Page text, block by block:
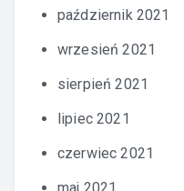
październik 2021
wrzesień 2021
sierpień 2021
lipiec 2021
czerwiec 2021